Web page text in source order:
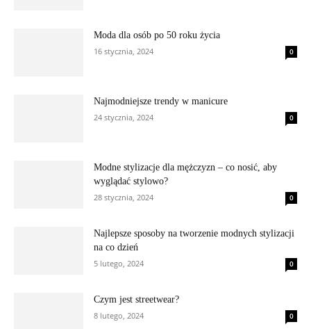
Moda dla osób po 50 roku życia
16 stycznia, 2024
0
Najmodniejsze trendy w manicure
24 stycznia, 2024
0
Modne stylizacje dla mężczyzn – co nosić, aby
wyglądać stylowo?
28 stycznia, 2024
0
Najlepsze sposoby na tworzenie modnych stylizacji
na co dzień
5 lutego, 2024
0
Czym jest streetwear?
8 lutego, 2024
0